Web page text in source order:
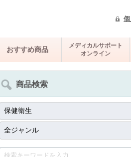
おすすめ商品
メディカルサポート
オンライン
商品検索